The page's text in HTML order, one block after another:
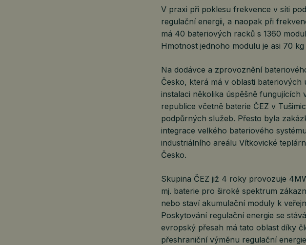
V praxi při poklesu frekvence v síti
regulační energii, a naopak při
má 40 bateriových racků s 1360
Hmotnost jednoho modulu je asi 70
Na dodávce a zprovoznění
Česko, která má v oblasti bateriových
instalaci několika úspěšně fungujících
republice včetně baterie ČEZ v
podpůrných služeb. Přesto byla
integrace velkého bateriového
industriálního areálu Vítkovické
Česko.
Skupina ČEZ již 4 roky provozuje
mj. baterie pro široké spektrum
nebo staví akumulační moduly k
Poskytování regulační energie se
evropský přesah má tato oblast díky
přeshraniční výměnu regulační